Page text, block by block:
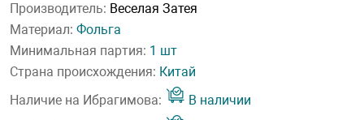
Производитель: Веселая Затея
Материал: Фольга
Минимальная партия: 1 шт
Страна происхождения: Китай
Наличие на Ибрагимова:
В наличии